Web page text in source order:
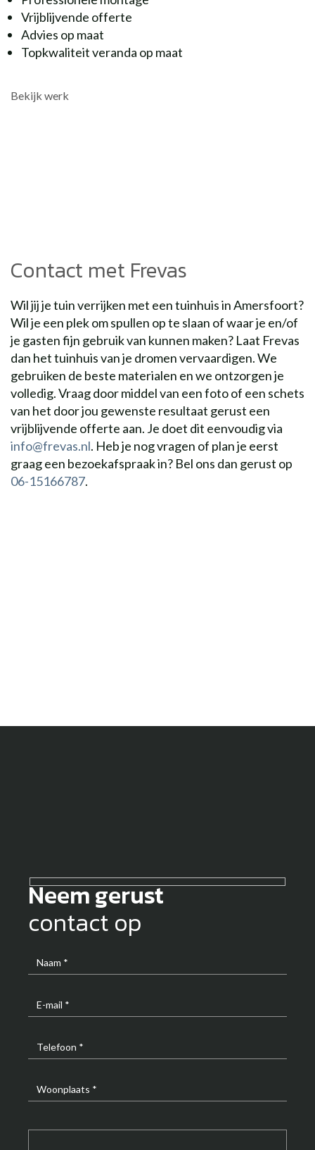
Vrijblijvende offerte
Advies op maat
Topkwaliteit veranda op maat
Bekijk werk
Contact met Frevas
Wil jij je tuin verrijken met een tuinhuis in Amersfoort?
Wil je een plek om spullen op te slaan of waar je en/of
je gasten fijn gebruik van kunnen maken? Laat Frevas
dan het tuinhuis van je dromen vervaardigen. We
gebruiken de beste materialen en we ontzorgen je
volledig. Vraag door middel van een foto of een schets
van het door jou gewenste resultaat gerust een
vrijblijvende offerte aan. Je doet dit eenvoudig via
info@frevas.nl. Heb je nog vragen of plan je eerst
graag een bezoekafspraak in? Bel ons dan gerust op
06-15166787.
Neem gerust
contact op